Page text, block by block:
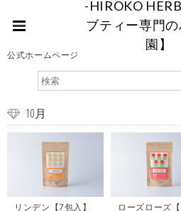
-HIROKO
ブティー専門
園】
公式ホームページ
10月
リンデン【7包入】
ローズローズ